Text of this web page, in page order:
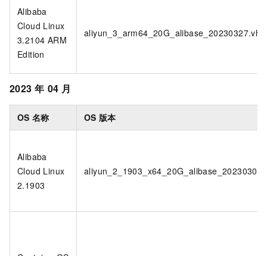
Alibaba
Cloud Linux
3.2104 ARM
Edition
aliyun_3_arm64_20G_alibase_20230327.vhd
2023 年 04 月
OS 名称 OS 版本
Alibaba
Cloud Linux
2.1903